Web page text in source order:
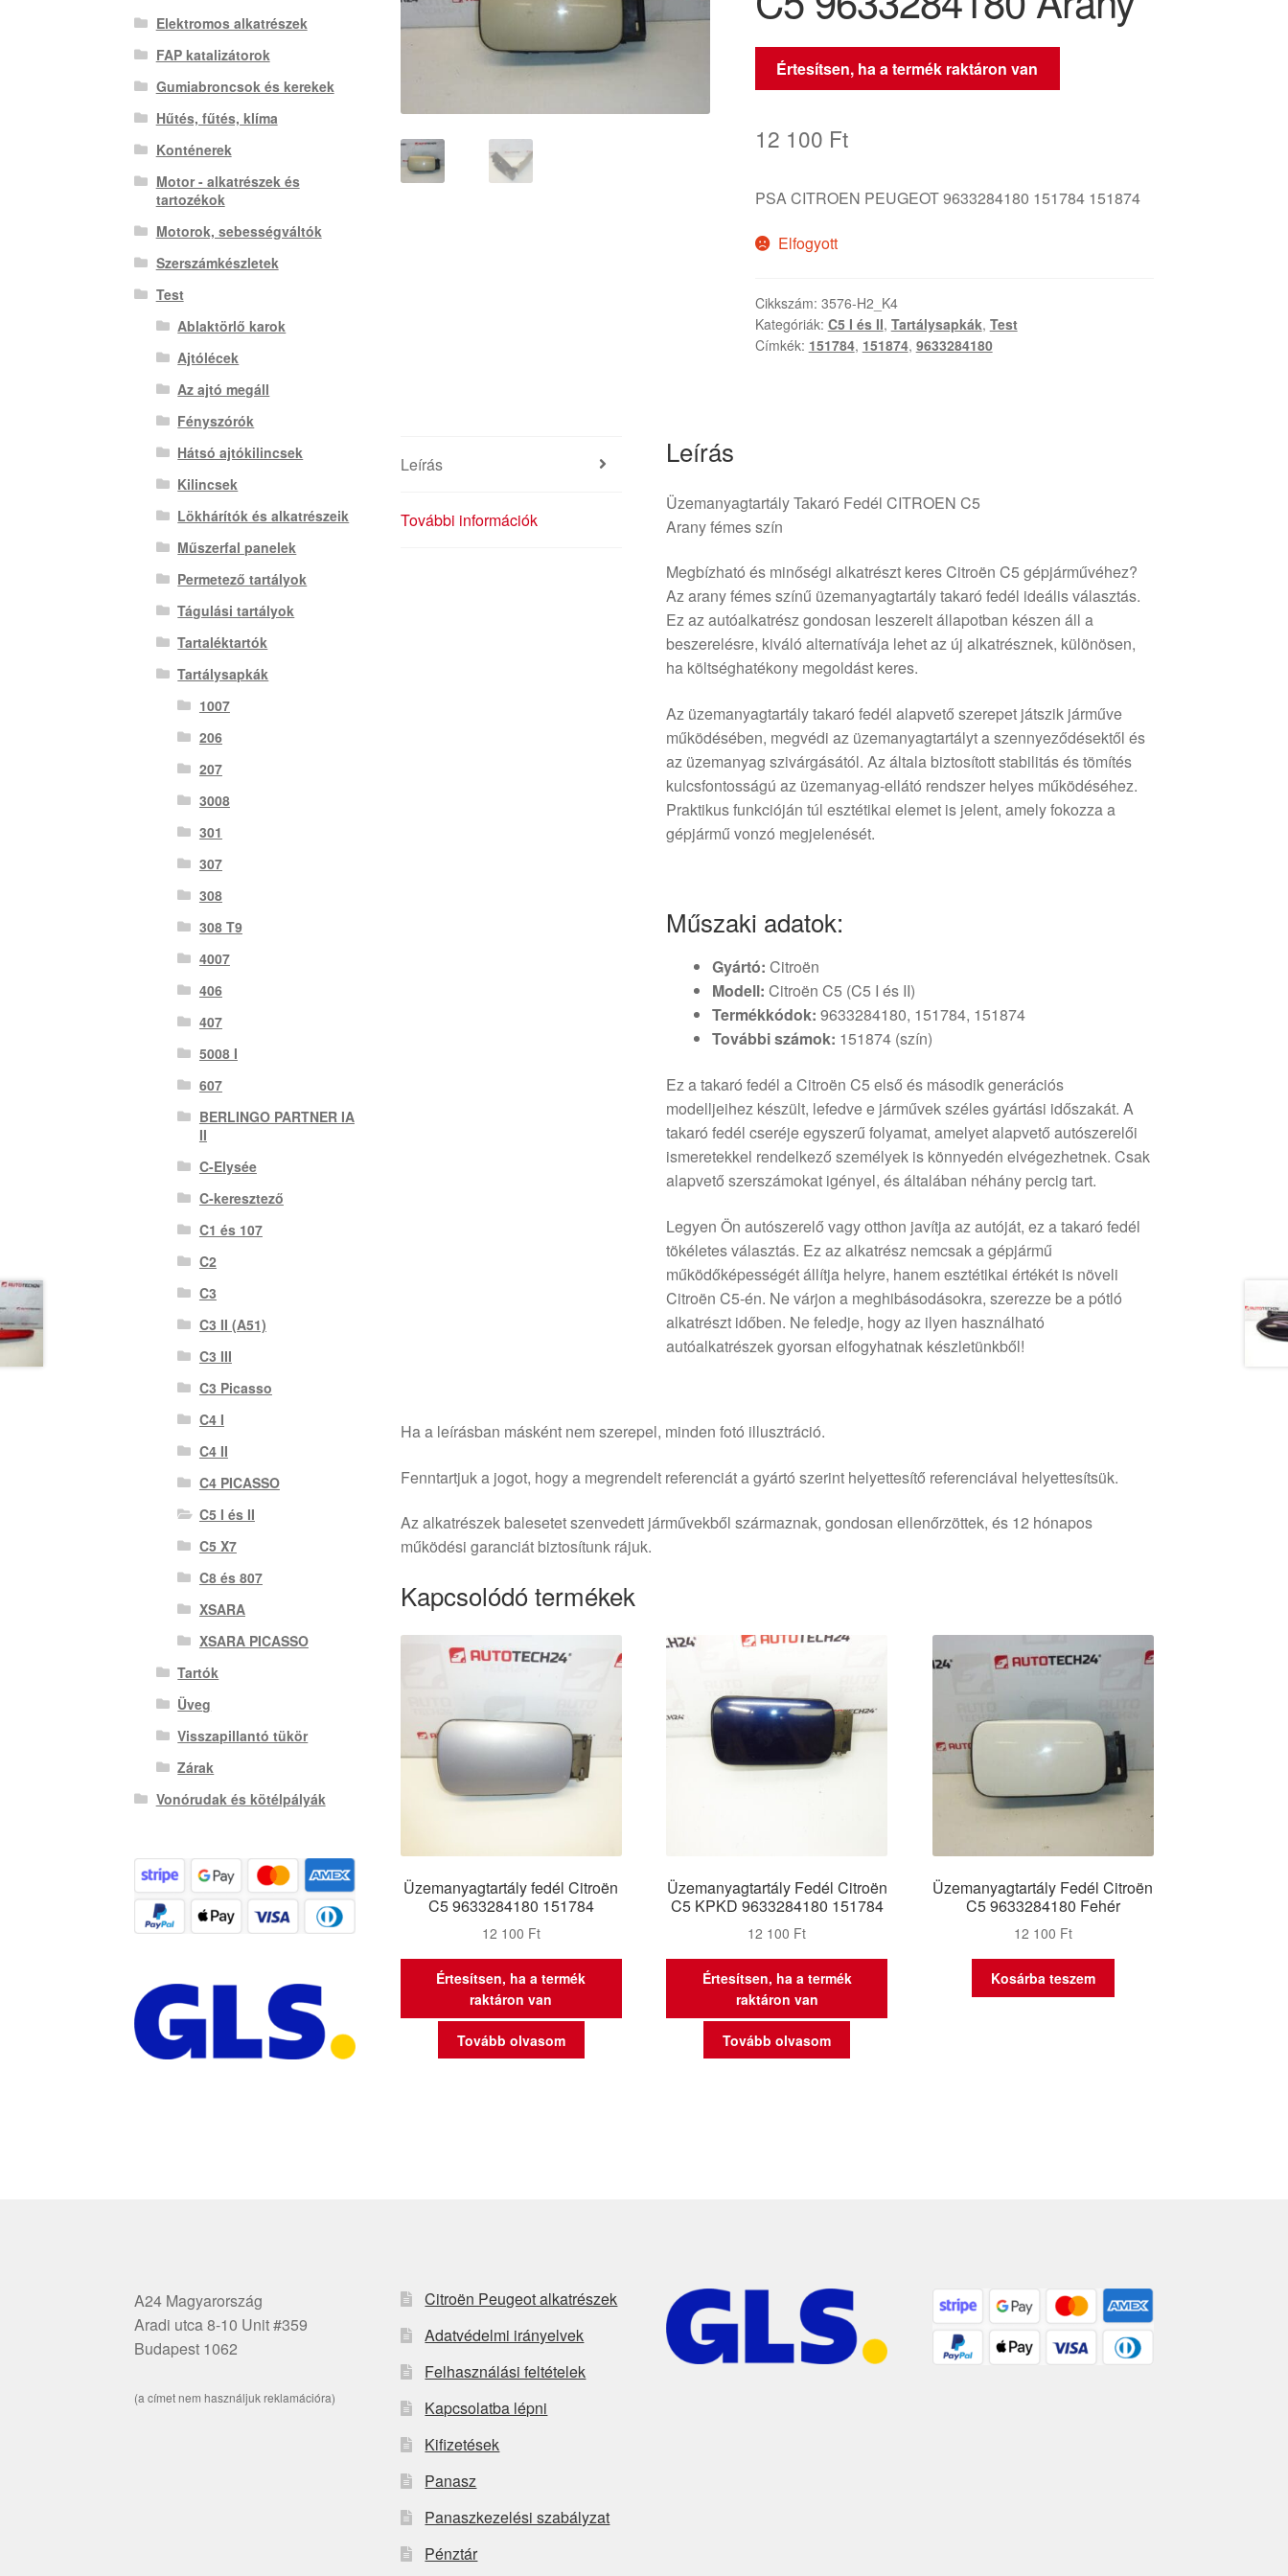
Értesítsen, ha a termék raktáron van
12 100 Ft
PSA CITROEN PEUGEOT 9633284180 151784 151874
Elfogyott
Cikkszám: 3576-H2_K4
Kategóriák: C5 I és II, Tartálysapkák, Test
Címkék: 151784, 151874, 9633284180
Leírás
További információk
Leírás
Üzemanyagtartály Takaró Fedél CITROEN C5
Arany fémes szín
Megbízható és minőségi alkatrészt keres Citroën C5 gépjárművéhez?
Az arany fémes színű üzemanyagtartály takaró fedél ideális választás.
Ez az autóalkatrész gondosan leszerelt állapotban készen áll a
beszerelésre, kiváló alternatívája lehet az új alkatrésznek, különösen,
ha költséghatékony megoldást keres.
Az üzemanyagtartály takaró fedél alapvető szerepet játszik járműve
működésében, megvédi az üzemanyagtartályt a szennyeződésektől és
az üzemanyag szivárgásától. Az általa biztosított stabilitás és tömítés
kulcsfontosságú az üzemanyag-ellátó rendszer helyes működéséhez.
Praktikus funkcióján túl esztétikai elemet is jelent, amely fokozza a
gépjármű vonzó megjelenését.
Műszaki adatok:
Gyártó: Citroën
Modell: Citroën C5 (C5 I és II)
Termékkódok: 9633284180, 151784, 151874
További számok: 151874 (szín)
Ez a takaró fedél a Citroën C5 első és második generációs
modelljeihez készült, lefedve e járművek széles gyártási időszakát. A
takaró fedél cseréje egyszerű folyamat, amelyet alapvető autószerelői
ismeretekkel rendelkező személyek is könnyedén elvégezhetnek. Csak
alapvető szerszámokat igényel, és általában néhány percig tart.
Legyen Ön autószerelő vagy otthon javítja az autóját, ez a takaró fedél
tökéletes választás. Ez az alkatrész nemcsak a gépjármű
működőképességét állítja helyre, hanem esztétikai értékét is növeli
Citroën C5-én. Ne várjon a meghibásodásokra, szerezze be a pótló
alkatrészt időben. Ne feledje, hogy az ilyen használható
autóalkatrészek gyorsan elfogyhatnak készletünkből!
Ha a leírásban másként nem szerepel, minden fotó illusztráció.
Fenntartjuk a jogot, hogy a megrendelt referenciát a gyártó szerint helyettesítő referenciával helyettesítsük.
Az alkatrészek balesetet szenvedett járművekből származnak, gondosan ellenőrzöttek, és 12 hónapos
működési garanciát biztosítunk rájuk.
Kapcsolódó termékek
Üzemanyagtartály fedél Citroën
C5 9633284180 151784
12 100 Ft
Értesítsen, ha a termék
raktáron van
Tovább olvasom
Üzemanyagtartály Fedél Citroën
C5 KPKD 9633284180 151784
12 100 Ft
Értesítsen, ha a termék
raktáron van
Tovább olvasom
Üzemanyagtartály Fedél Citroën
C5 9633284180 Fehér
12 100 Ft
Kosárba teszem
Elektromos alkatrészek
FAP katalizátorok
Gumiabroncsok és kerekek
Hűtés, fűtés, klíma
Konténerek
Motor - alkatrészek és
tartozékok
Motorok, sebességváltók
Szerszámkészletek
Test
Ablaktörlő karok
Ajtólécek
Az ajtó megáll
Fényszórók
Hátsó ajtókilincsek
Kilincsek
Lökhárítók és alkatrészeik
Műszerfal panelek
Permetező tartályok
Tágulási tartályok
Tartaléktartók
Tartálysapkák
1007
206
207
3008
301
307
308
308 T9
4007
406
407
5008 I
607
BERLINGO PARTNER IA
II
C-Elysée
C-keresztező
C1 és 107
C2
C3
C3 II (A51)
C3 III
C3 Picasso
C4 I
C4 II
C4 PICASSO
C5 I és II
C5 X7
C8 és 807
XSARA
XSARA PICASSO
Tartók
Üveg
Visszapillantó tükör
Zárak
Vonórudak és kötélpályák
A24 Magyarország
Aradi utca 8-10 Unit #359
Budapest 1062
(a címet nem használjuk reklamációra)
Citroën Peugeot alkatrészek
Adatvédelmi irányelvek
Felhasználási feltételek
Kapcsolatba lépni
Kifizetések
Panasz
Panaszkezelési szabályzat
Pénztár